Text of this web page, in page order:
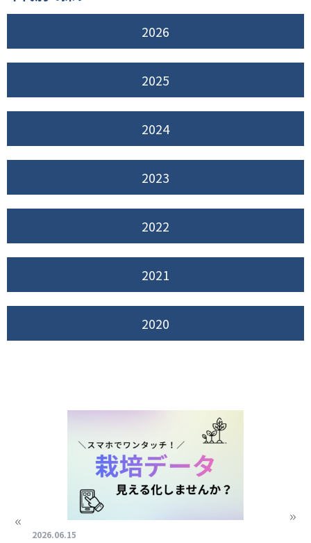
2026
2025
2024
2023
2022
2021
2020
2026.06.15